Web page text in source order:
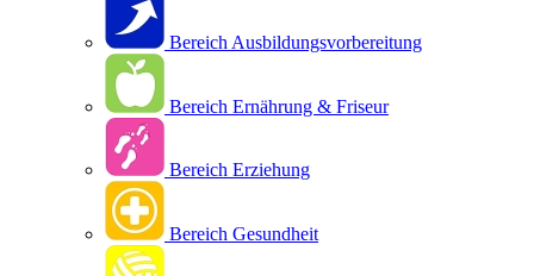
Bereich Ausbildungsvorbereitung
Bereich Ernährung & Friseur
Bereich Erziehung
Bereich Gesundheit